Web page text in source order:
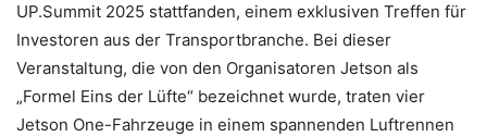
UP.Summit 2025 stattfanden, einem exklusiven Treffen für
Investoren aus der Transportbranche. Bei dieser
Veranstaltung, die von den Organisatoren Jetson als
„Formel Eins der Lüfte“ bezeichnet wurde, traten vier
Jetson One-Fahrzeuge in einem spannenden Luftrennen